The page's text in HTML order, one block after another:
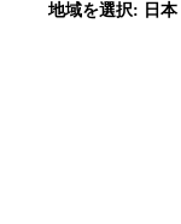
地域を選択: 日本